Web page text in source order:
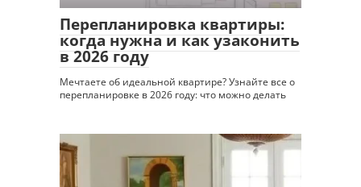
Перепланировка квартиры:
когда нужна и как узаконить
в 2026 году
Мечтаете об идеальной квартире? Узнайте все о
перепланировке в 2026 году: что можно делать